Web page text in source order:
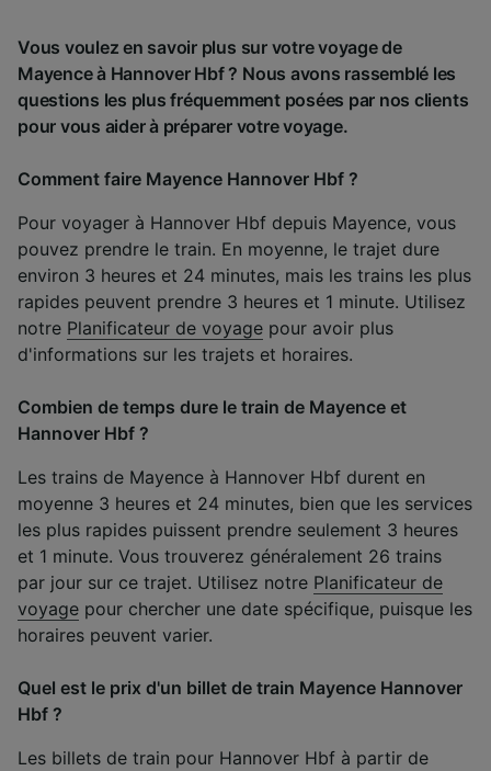
Vous voulez en savoir plus sur votre voyage de
Mayence à Hannover Hbf ? Nous avons rassemblé les
questions les plus fréquemment posées par nos clients
pour vous aider à préparer votre voyage.
Comment faire Mayence Hannover Hbf ?
Pour voyager à Hannover Hbf depuis Mayence, vous
pouvez prendre le train. En moyenne, le trajet dure
environ 3 heures et 24 minutes, mais les trains les plus
rapides peuvent prendre 3 heures et 1 minute. Utilisez
notre Planificateur de voyage pour avoir plus
d'informations sur les trajets et horaires.
Combien de temps dure le train de Mayence et
Hannover Hbf ?
Les trains de Mayence à Hannover Hbf durent en
moyenne 3 heures et 24 minutes, bien que les services
les plus rapides puissent prendre seulement 3 heures
et 1 minute. Vous trouverez généralement 26 trains
par jour sur ce trajet. Utilisez notre Planificateur de
voyage pour chercher une date spécifique, puisque les
horaires peuvent varier.
Quel est le prix d'un billet de train Mayence Hannover
Hbf ?
Les billets de train pour Hannover Hbf à partir de